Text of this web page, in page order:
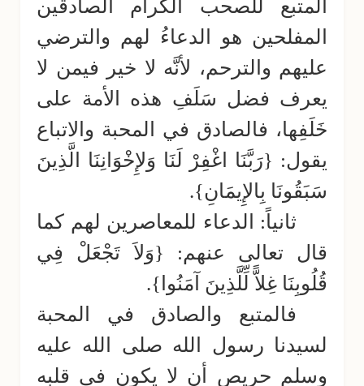
المتبع للصحب الكرام الصادقين
المفلحين هو الدعاءُ لهم والترضي
عليهم والترحم، لأنَّه لا خير فيمن لا
يعرف فضل سَلَفِ هذه الأمة على
خَلَفِها، فالصادق في المحبة والاتباع
يقول: {رَبَّنَا اغْفِرْ لَنَا وَلإِخْوَانِنَا الَّذِينَ
سَبَقُونَا بِالإِيمَانِ}.
ثانياً:
الدعاء للمعاصرين لهم كما
قال تعالى عنهم: {وَلاَ تَجْعَلْ فِي
قُلُوبِنَا غِلاًّ لِّلَّذِينَ آمَنُوا}.
فالمتبع والصادق في المحبة
لسيدنا رسول الله صلى الله عليه
وسلم حريص أن لا يكون في قلبه